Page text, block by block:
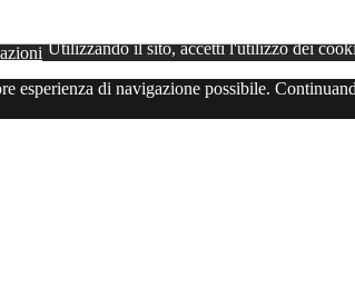
Utilizzando il sito, accetti l'utilizzo dei
esperienza di navigazione possibile.